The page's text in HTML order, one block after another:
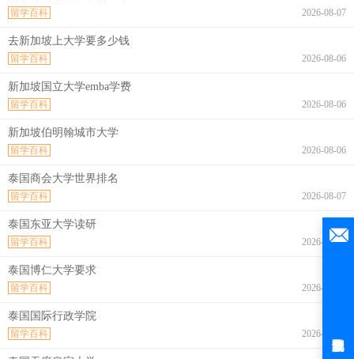
2026-08-07
留学百科
去新加坡上大学要多少钱
2026-08-06
留学百科
新加坡国立大学emba学费
2026-08-06
留学百科
新加坡伯明翰城市大学
2026-08-06
留学百科
泰国商会大学世界排名
2026-08-07
留学百科
泰国东亚大学读研
2026-08-07
留学百科
泰国博仁大学要求
2026-08-07
留学百科
泰国国际行政学院
2026-08-07
留学百科